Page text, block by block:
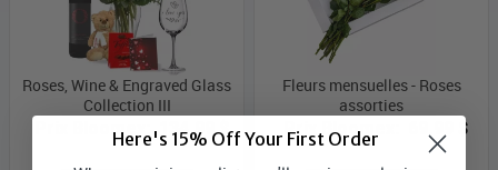
Roses, Wine & Engraved Glass
Collection III
Prix Bloomex:
134,99 $
Fleurs mensuelles - Roses
assorties
Prix Bloomex:
69,99 $
Here's 15% Off Your First Order